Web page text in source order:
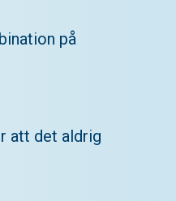
på
att det aldrig